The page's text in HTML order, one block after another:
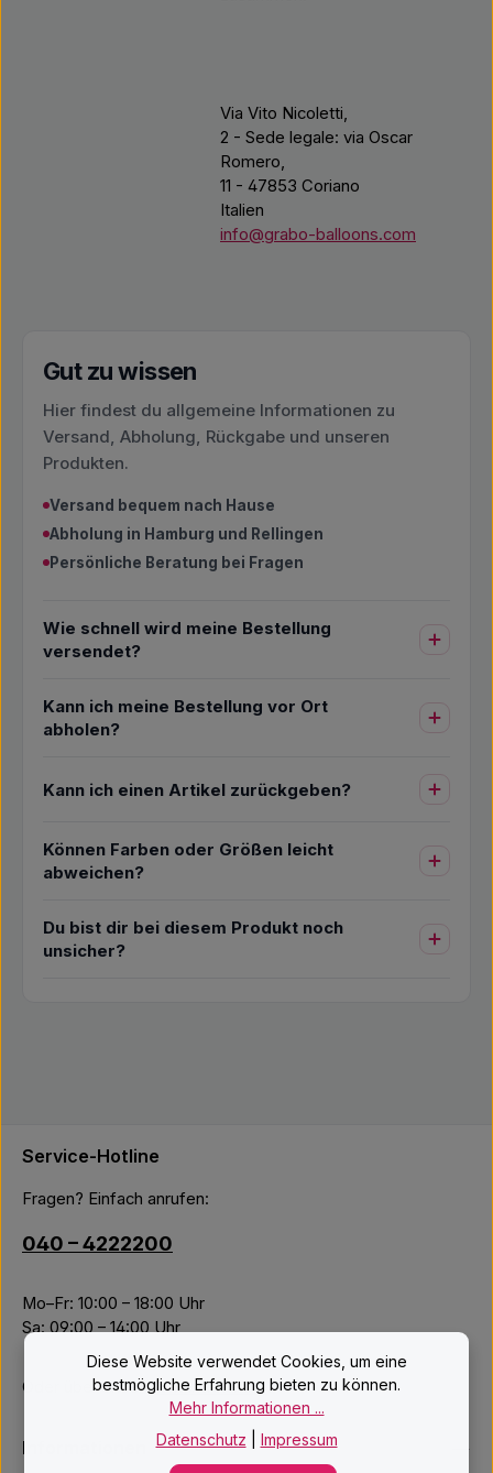
Via Vito Nicoletti,
2 - Sede legale: via Oscar
Romero,
11 - 47853 Coriano
Italien
info@grabo-balloons.com
Gut zu wissen
Hier findest du allgemeine Informationen zu
Versand, Abholung, Rückgabe und unseren
Produkten.
Versand bequem nach Hause
Abholung in Hamburg und Rellingen
Persönliche Beratung bei Fragen
Wie schnell wird meine Bestellung
versendet?
Kann ich meine Bestellung vor Ort
abholen?
Kann ich einen Artikel zurückgeben?
Können Farben oder Größen leicht
abweichen?
Du bist dir bei diesem Produkt noch
unsicher?
Service-Hotline
Fragen? Einfach anrufen:
040 – 4222200
Mo–Fr: 10:00 – 18:00 Uhr
Sa: 09:00 – 14:00 Uhr
Oder über unserKontaktformular .
Informationen
Diese Website verwendet Cookies, um eine
bestmögliche Erfahrung bieten zu können.
Mehr Informationen ...
Datenschutz
Impressum